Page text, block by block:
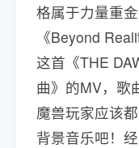
格属于力量重
《Beyond
这首《THE
曲》的MV，歌
魔兽玩家应该
背景音乐吧！